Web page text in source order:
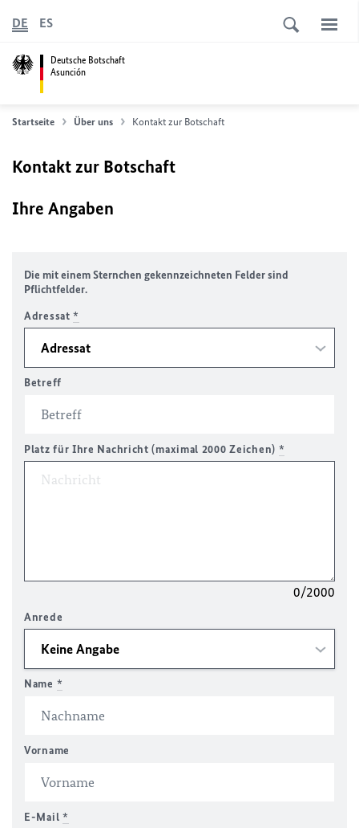
Deutsche Botschaft
Asunción
DE ES
Startseite Über uns Kontakt zur Botschaft
Kontakt zur Botschaft
Ihre Angaben
Die mit einem Sternchen gekennzeichneten Felder sind
Pflichtfelder.
Adressat*
Betreff
Platz für Ihre Nachricht (maximal 2000 Zeichen) *
0/2000
Anrede
Name *
Vorname
E-Mail *